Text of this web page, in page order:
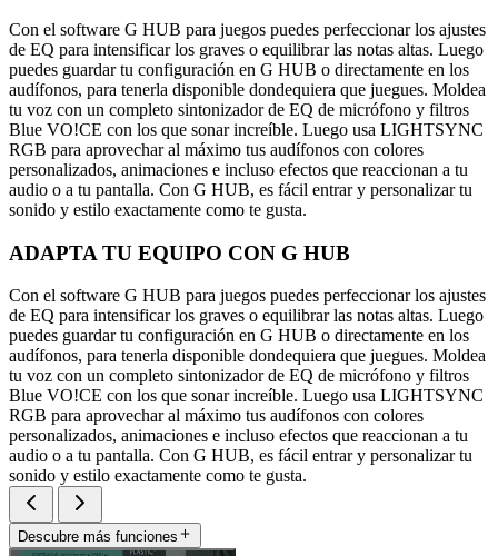
Con el software G HUB para juegos puedes perfeccionar los ajustes
de EQ para intensificar los graves o equilibrar las notas altas. Luego
puedes guardar tu configuración en G HUB o directamente en los
audífonos, para tenerla disponible dondequiera que juegues. Moldea
tu voz con un completo sintonizador de EQ de micrófono y filtros
Blue VO!CE con los que sonar increíble. Luego usa LIGHTSYNC
RGB para aprovechar al máximo tus audífonos con colores
personalizados, animaciones e incluso efectos que reaccionan a tu
audio o a tu pantalla. Con G HUB, es fácil entrar y personalizar tu
sonido y estilo exactamente como te gusta.
ADAPTA TU EQUIPO CON G HUB
Con el software G HUB para juegos puedes perfeccionar los ajustes
de EQ para intensificar los graves o equilibrar las notas altas. Luego
puedes guardar tu configuración en G HUB o directamente en los
audífonos, para tenerla disponible dondequiera que juegues. Moldea
tu voz con un completo sintonizador de EQ de micrófono y filtros
Blue VO!CE con los que sonar increíble. Luego usa LIGHTSYNC
RGB para aprovechar al máximo tus audífonos con colores
personalizados, animaciones e incluso efectos que reaccionan a tu
audio o a tu pantalla. Con G HUB, es fácil entrar y personalizar tu
sonido y estilo exactamente como te gusta.
Descubre más funciones